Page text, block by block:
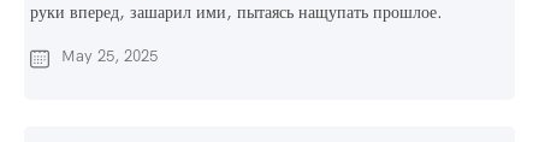
руки вперед, зашарил ими, пытаясь нащупать прошлое.
May 25, 2025